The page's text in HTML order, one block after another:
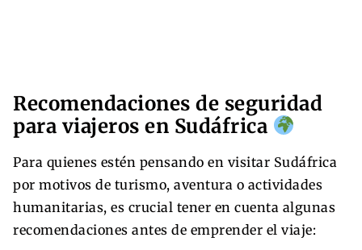
Recomendaciones de seguridad
para viajeros en Sudáfrica
Para quienes estén pensando en visitar Sudáfrica
por motivos de turismo, aventura o actividades
humanitarias, es crucial tener en cuenta algunas
recomendaciones antes de emprender el viaje: